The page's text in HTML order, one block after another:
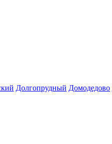
Долгопрудный Домодедово